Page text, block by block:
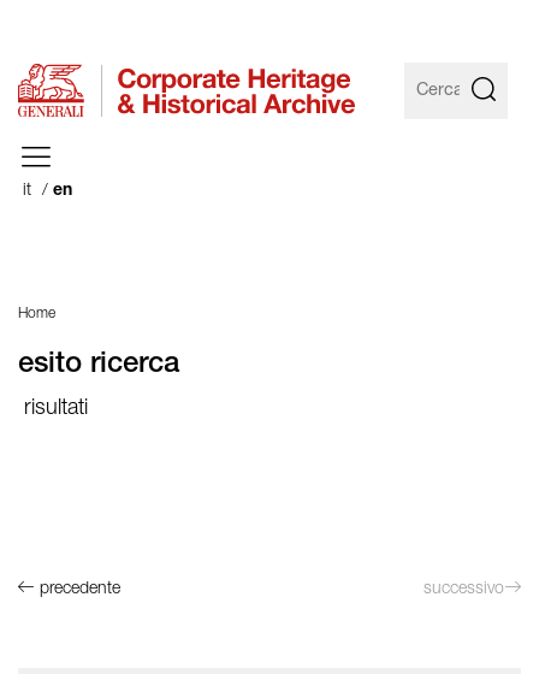
it en
Home
esito ricerca
risultati
precedente successivo